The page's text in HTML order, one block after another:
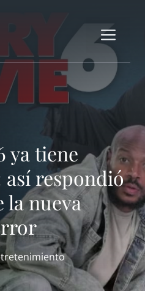
ya tiene
respondió
la nueva